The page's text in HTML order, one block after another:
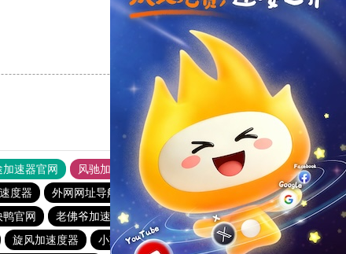
支持
加速器官网 风驰加速器
旋风加速器
度器 外网网址导航 软件中心 雷霆加速
狂飙加速器
鸭官网 老佛爷加速器 旋风加速度器
极光vqn官网
旋风加速度器 小蓝鸟pvn加速器 飞机加速器